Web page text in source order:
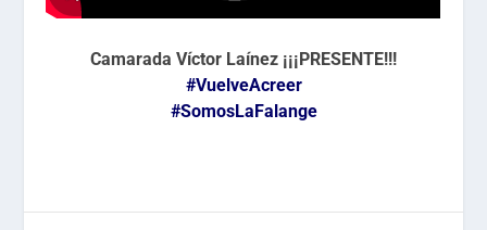
Camarada Víctor Laínez ¡¡¡PRESENTE!!!
#VuelveAcreer
#SomosLaFalange